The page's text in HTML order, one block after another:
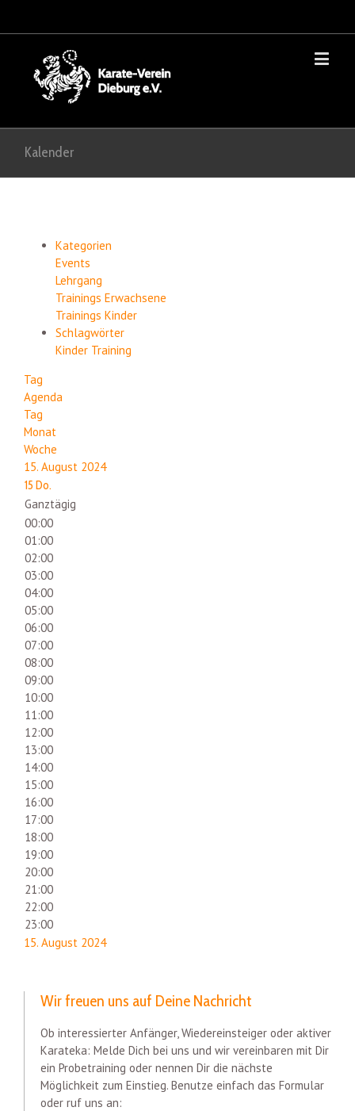
Kalender
Kategorien
Events
Lehrgang
Trainings Erwachsene
Trainings Kinder
Schlagwörter
Kinder Training
Tag
Agenda
Tag
Monat
Woche
15. August 2024
15 Do.
Ganztägig
00:00
01:00
02:00
03:00
04:00
05:00
06:00
07:00
08:00
09:00
10:00
11:00
12:00
13:00
14:00
15:00
16:00
17:00
18:00
19:00
20:00
21:00
22:00
23:00
15. August 2024
Wir freuen uns auf Deine Nachricht
Ob interessierter Anfänger, Wiedereinsteiger oder aktiver
Karateka: Melde Dich bei uns und wir vereinbaren mit Dir
ein Probetraining oder nennen Dir die nächste
Möglichkeit zum Einstieg. Benutze einfach das Formular
oder ruf uns an: